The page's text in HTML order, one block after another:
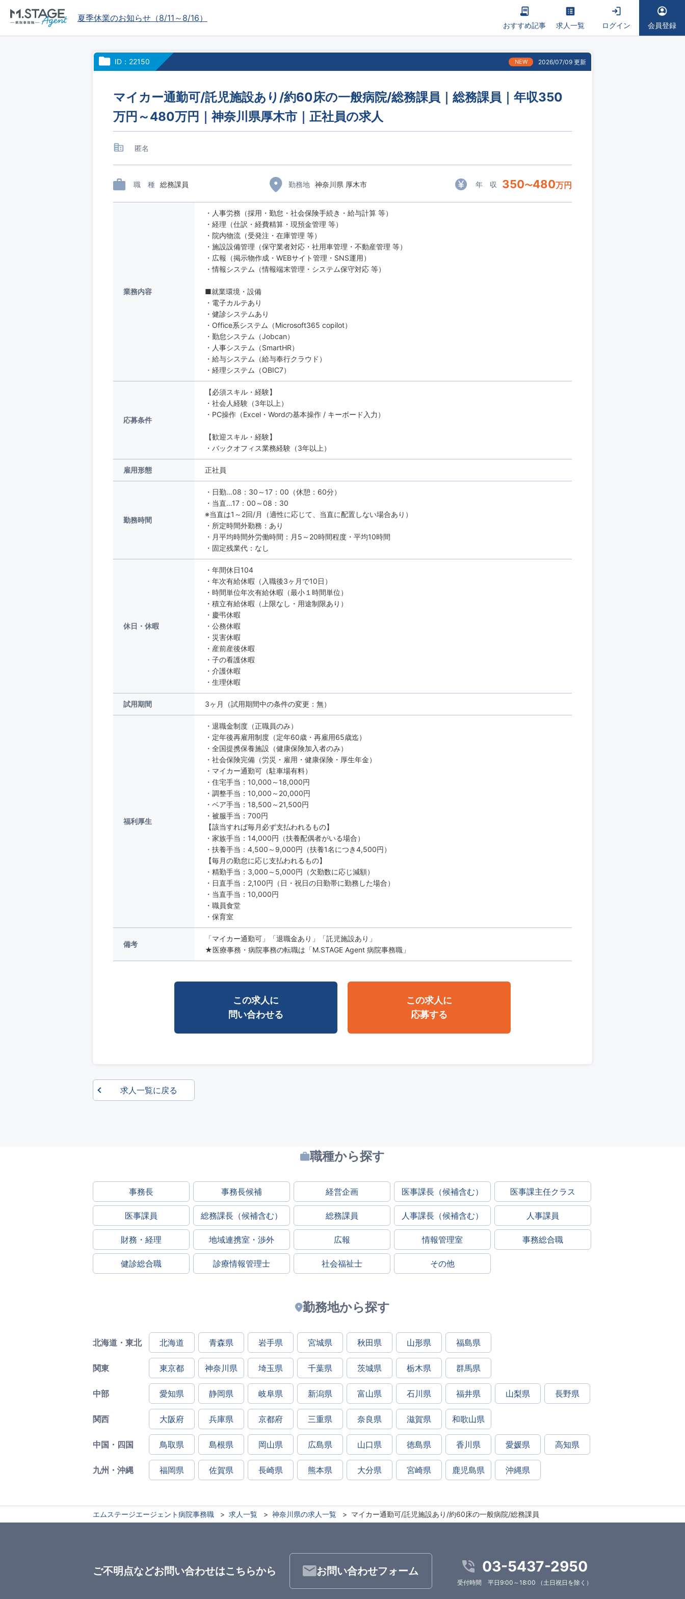
夏季休業のお知らせ（8/11～8/16）
おすすめ記事 求人一覧 ログイン 会員登録
ID：22150 NEW 2026/07/09 更新
マイカー通勤可/託児施設あり/約60床の一般病院/総務課員｜総務課員｜年収350
万円～480万円｜神奈川県厚木市｜正社員の求人
匿名
職 種 総務課員 勤務地 神奈川県 厚木市 年 収 350〜480万円
業務内容
・人事労務（採用・勤怠・社会保険手続き・給与計算 等）
・経理（仕訳・経費精算・現預金管理 等）
・院内物流（受発注・在庫管理 等）
・施設設備管理（保守業者対応・社用車管理・不動産管理 等）
・広報（掲示物作成・WEBサイト管理・SNS運用）
・情報システム（情報端末管理・システム保守対応 等）
■就業環境・設備
・電子カルテあり
・健診システムあり
・Office系システム（Microsoft365 copilot）
・勤怠システム（Jobcan）
・人事システム（SmartHR）
・給与システム（給与奉行クラウド）
・経理システム（OBIC7）
応募条件
【必須スキル・経験】
・社会人経験（3年以上）
・PC操作（Excel・Wordの基本操作 / キーボード入力）
【歓迎スキル・経験】
・バックオフィス業務経験（3年以上）
雇用形態 正社員
勤務時間
・日勤…08：30～17：00（休憩：60分）
・当直…17：00～08：30
※当直は1～2回/月（適性に応じて、当直に配置しない場合あり）
・所定時間外勤務：あり
・月平均時間外労働時間：月5～20時間程度・平均10時間
・固定残業代：なし
休日・休暇
・年間休日104
・年次有給休暇（入職後3ヶ月で10日）
・時間単位年次有給休暇（最小１時間単位）
・積立有給休暇（上限なし・用途制限あり）
・慶弔休暇
・公務休暇
・災害休暇
・産前産後休暇
・子の看護休暇
・介護休暇
・生理休暇
試用期間 3ヶ月（試用期間中の条件の変更：無）
福利厚生
・退職金制度（正職員のみ）
・定年後再雇用制度（定年60歳・再雇用65歳迄）
・全国提携保養施設（健康保険加入者のみ）
・社会保険完備（労災・雇用・健康保険・厚生年金）
・マイカー通勤可（駐車場有料）
・住宅手当：10,000～18,000円
・調整手当：10,000～20,000円
・ベア手当：18,500～21,500円
・被服手当：700円
【該当すれば毎月必ず支払われるもの】
・家族手当：14,000円（扶養配偶者がいる場合）
・扶養手当：4,500～9,000円（扶養1名につき4,500円）
【毎月の勤怠に応じ支払われるもの】
・精勤手当：3,000～5,000円（欠勤数に応じ減額）
・日直手当：2,100円（日・祝日の日勤帯に勤務した場合）
・当直手当：10,000円
・職員食堂
・保育室
備考
「マイカー通勤可」「退職金あり」「託児施設あり」
★医療事務・病院事務の転職は「M.STAGE Agent 病院事務職」
この求人に
問い合わせる
この求人に
応募する
求人一覧に戻る
職種から探す
事務長 事務長候補 経営企画 医事課長（候補含む） 医事課主任クラス
医事課員 総務課長（候補含む） 総務課員 人事課長（候補含む） 人事課員
財務・経理 地域連携室・渉外 広報 情報管理室 事務総合職
健診総合職 診療情報管理士 社会福祉士 その他
勤務地から探す
北海道・東北 北海道 青森県 岩手県 宮城県 秋田県 山形県 福島県
関東 東京都 神奈川県 埼玉県 千葉県 茨城県 栃木県 群馬県
中部 愛知県 静岡県 岐阜県 新潟県 富山県 石川県 福井県 山梨県 長野県
関西 大阪府 兵庫県 京都府 三重県 奈良県 滋賀県 和歌山県
中国・四国 鳥取県 島根県 岡山県 広島県 山口県 徳島県 香川県 愛媛県 高知県
九州・沖縄 福岡県 佐賀県 長崎県 熊本県 大分県 宮崎県 鹿児島県 沖縄県
エムステージエージェント病院事務職 求人一覧 神奈川県の求人一覧 マイカー通勤可/託児施設あり/約60床の一般病院/総務課員
ご不明点などお問い合わせはこちらから お問い合わせフォーム 03-5437-2950
受付時間 平日9:00～18:00 （土日祝日を除く）